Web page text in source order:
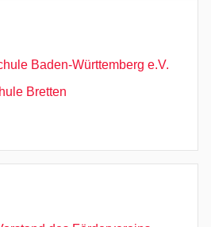
Baden-Württemberg e.V.
Bretten